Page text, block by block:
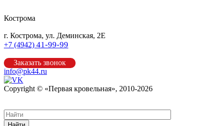
Кострома
г. Кострома, ул. Деминская, 2Е
+7 (4942) 41-99-99
Заказать звонок
info@pk44.ru
Copyright © «Первая кровельная», 2010-2026